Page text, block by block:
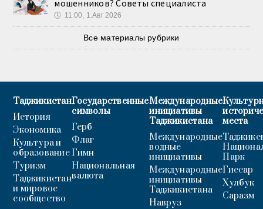
мошенников? Советы специалиста
🕔 11:00, 1.Авг 2026
Все материалы рубрики
Таджикистан
История
Экономика
Культура и
образование
Туризм
Таджикистан
и мировое
сообщество
Государственные
символы
Герб
Флаг
Гимн
Национальная
валюта
Международные
инициативы
Таджикистана
Международные
водные
инициативы
Международные
инициативы
Таджикистана
Навруз
места
Парк
Гиссар
Хулбук
Саразм